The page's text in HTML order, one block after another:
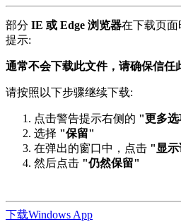
部分 IE 或 Edge 浏览器在下载页
提示:
通常不会下载此文件，请确保信任
请按照以下步骤继续下载:
点击警告提示右侧的 "更多
选择 "保留"
在弹出的窗口中，点击 "显示
然后点击 "仍然保留"
下载Windows App